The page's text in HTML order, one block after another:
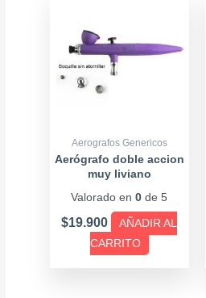
Aerografos Genericos
Aerógrafo doble accion
muy liviano
Valorado en0 de 5
$19.900
AÑADIR AL
CARRITO